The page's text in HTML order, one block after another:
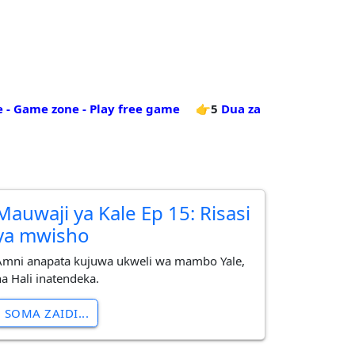
Game zone - Play free game 👉5 Dua za
ya Kale Ep 15: Risasi
mwisho
anapata kujuwa ukweli wa mambo Yale,
Hali inatendeka.
SOMA ZAIDI...